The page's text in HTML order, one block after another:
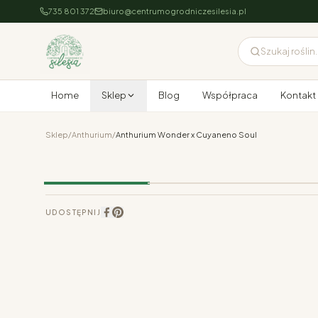
735 801 372 biuro@centrumogrodniczesilesia.pl
Szukaj
Home Sklep Blog Współpraca Kontakt
Sklep/Anthurium/Anthurium Wonder x Cuyaneno Soul
UDOSTĘPNIJ